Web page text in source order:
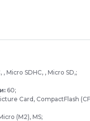
, Micro SDHC, , Micro SD,;
60;
Card, CompactFlash
(M2), MS;